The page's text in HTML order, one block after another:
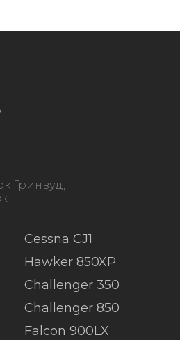
Гринвуд,
Cessna CJ1
Hawker 850XP
Challenger 350
Challenger 850
Falcon 900LX